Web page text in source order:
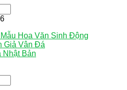
Hoa Văn Sinh Động
Giả Vân Đá
Nhật Bản